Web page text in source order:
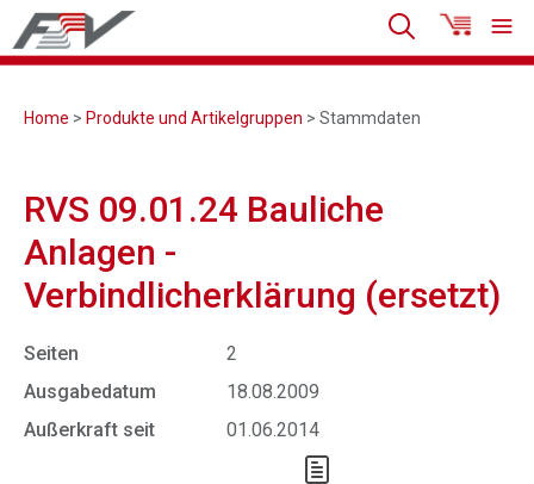
Home > Produkte und Artikelgruppen > Stammdaten
RVS 09.01.24 Bauliche
Anlagen -
Verbindlicherklärung (ersetzt)
Seiten
2
Ausgabedatum
18.08.2009
Außerkraft seit
01.06.2014